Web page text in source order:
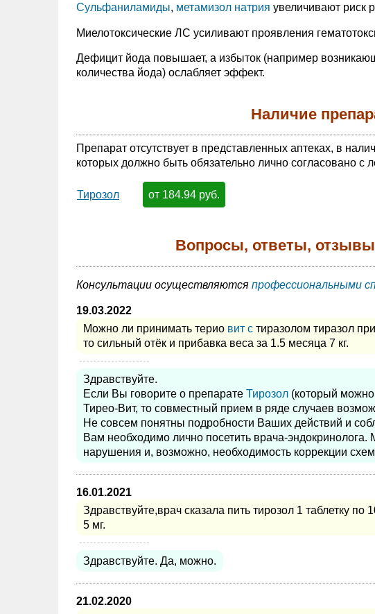
Сульфаниламиды, метамизол натрия увеличивают риск
Миелотоксические ЛС усиливают проявления
Дефицит йода повышает, а избыток (например
количества йода) ослабляет эффект.
Наличие
Препарат отсутствует в представленных аптеках, в
которых должно быть обязательно лично согласовано с
Тирозол от 184.94 руб.
Вопросы, ответы, отзывы
Консультации осуществляются профессиональными
19.03.2022
Можно ли принимать терио вит с тиразолом тиразол
то сильный отёк и прибавка веса за 1.5 месяца 7 кг.
Здравствуйте.
Если Вы говорите о препарате Тирозол (который
Тирео-Вит, то совместный прием в ряде случаев
Не совсем понятны подробности Ваших действий и
Вам необходимо лично посетить врача-
нарушения и, возможно, необходимость коррекции
16.01.2021
Здравствуйте,врач сказала пить тирозол 1 таблетку
5 мг.
Здравствуйте. Да, можно.
21.02.2020